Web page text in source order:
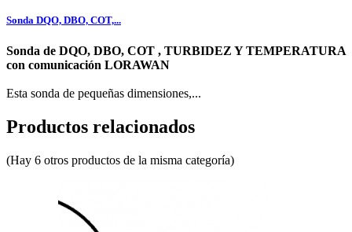
Sonda DQO, DBO, COT,...
Sonda de DQO, DBO, COT , TURBIDEZ Y TEMPERATURA
con comunicación LORAWAN
Esta sonda de pequeñas dimensiones,...
Productos relacionados
(Hay 6 otros productos de la misma categoría)